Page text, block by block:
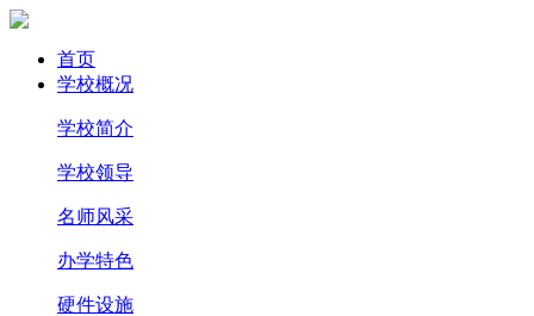
首页
学校概况
学校简介
学校领导
名师风采
办学特色
硬件设施